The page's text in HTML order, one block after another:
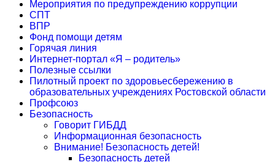
Мероприятия по предупреждению коррупции
СПТ
ВПР
Фонд помощи детям
Горячая линия
Интернет-портал «Я – родитель»
Полезные ссылки
Пилотный проект по здоровьесбережению в
образовательных учреждениях Ростовской области
Профсоюз
Безопасность
Говорит ГИБДД
Информационная безопасность
Внимание! Безопасность детей!
Безопасность детей